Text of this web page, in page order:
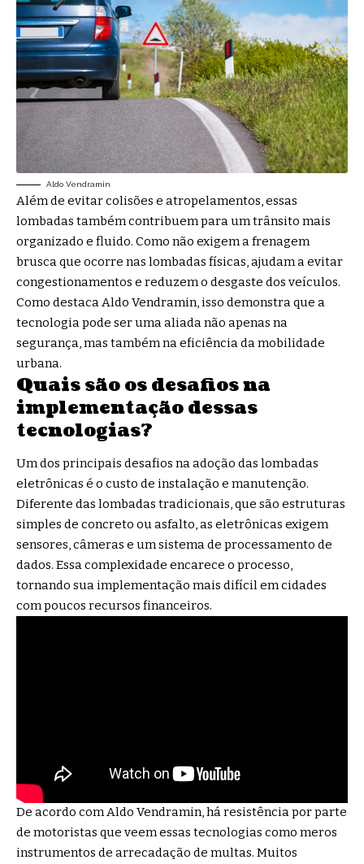
Aldo Vendramin
Além de evitar colisões e atropelamentos, essas
lombadas também contribuem para um trânsito mais
organizado e fluido. Como não exigem a frenagem
brusca que ocorre nas lombadas físicas, ajudam a evitar
congestionamentos e reduzem o desgaste dos veículos.
Como destaca Aldo Vendramin, isso demonstra que a
tecnologia pode ser uma aliada não apenas na
segurança, mas também na eficiência da mobilidade
urbana.
Quais são os desafios na
implementação dessas
tecnologias?
Um dos principais desafios na adoção das lombadas
eletrônicas é o custo de instalação e manutenção.
Diferente das lombadas tradicionais, que são estruturas
simples de concreto ou asfalto, as eletrônicas exigem
sensores, câmeras e um sistema de processamento de
dados. Essa complexidade encarece o processo,
tornando sua implementação mais difícil em cidades
com poucos recursos financeiros.
De acordo com Aldo Vendramin, há resistência por parte
de motoristas que veem essas tecnologias como meros
instrumentos de arrecadação de multas. Muitos